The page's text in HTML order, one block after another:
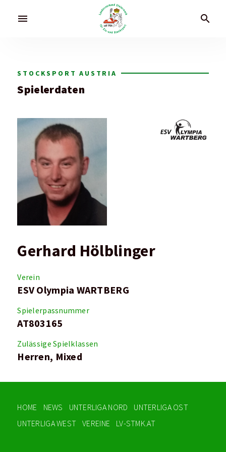
menu search
STOCKSPORT AUSTRIA
Spielerdaten
Gerhard Hölblinger
Verein
ESV Olympia WARTBERG
Spielerpassnummer
AT803165
Zulässige Spielklassen
Herren, Mixed
HOME NEWS UNTERLIGA NORD
UNTERLIGA OST
UNTERLIGA WEST
VEREINE LV-STMK.AT